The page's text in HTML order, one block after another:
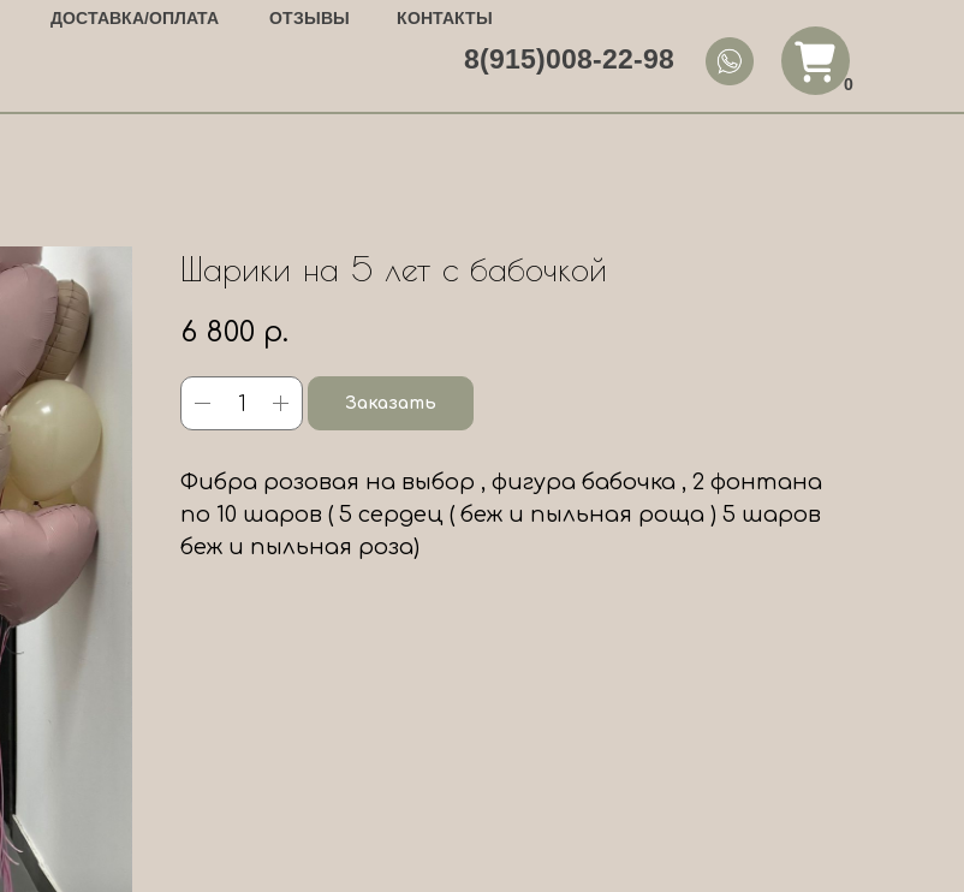
8(915)008-22-98
ДОСТАВКА/ОПЛАТА ОТЗЫВЫ КОНТАКТЫ
0
Шарики на 5 лет с бабочкой
6 800 р.
Заказать
Фибра розовая на выбор , фигура бабочка , 2 фонтана
по 10 шаров ( 5 сердец ( беж и пыльная роща ) 5 шаров
беж и пыльная роза)